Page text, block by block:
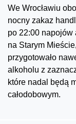
We Wrocławiu
nocny zakaz
po 22:00
na Starym
przygotowało
alkoholu z
które nadal będą
całodobowym.